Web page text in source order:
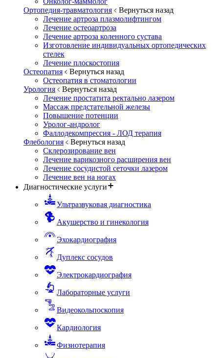
Ортопедия-травматология
Вернуться назад
Лечение артроза плазмолифтингом
Лечение остеоартроза
Лечение артроза коленного сустава
Изготовление индивидуальных ортопедических
стелек
Лечение плоскостопия
Остеопатия
Вернуться назад
Остеопатия в стоматологии
Урология
Вернуться назад
Лечение простатита ректально лазером
Массаж предстательной железы
Повышение потенции
Уролог-андролог
Фаллодекомпрессия - ЛОД терапия
Флебология
Вернуться назад
Склерозирование вен
Лечение варикозного расширения вен
Лечение сосудистой сеточки лазером
Лечение вен на ногах
Диагностические услуги
Ультразвуковая диагностика
Акушерство и гинекология
Эхокардиография
Дуплекс сосудов
Электрокардиография
Лабораторные услуги
Видеокольпоскопия
Кардиология
Физиотерапия